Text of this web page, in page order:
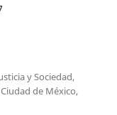
y Sociedad,
de México,